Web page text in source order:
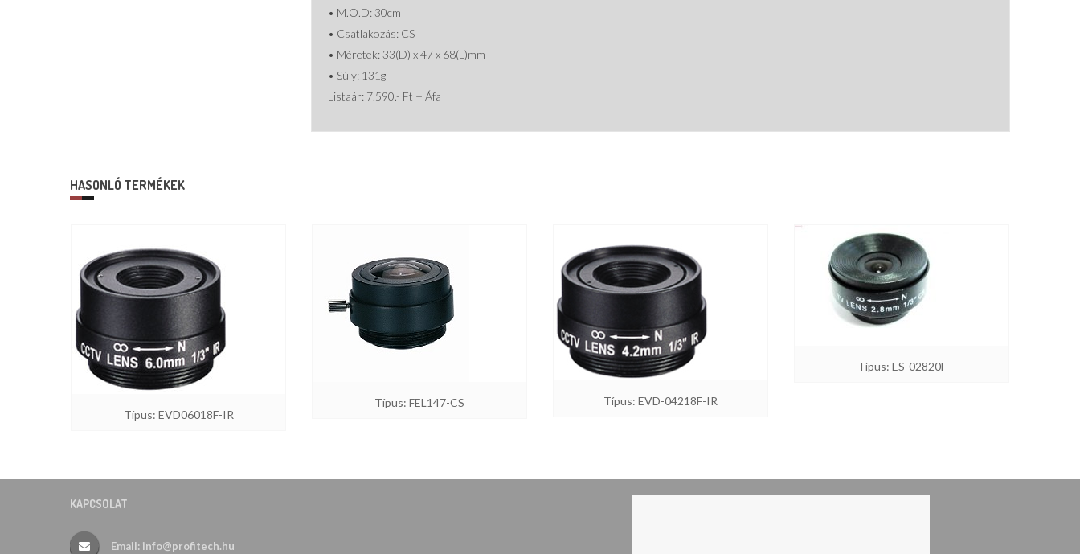
• M.O.D: 30cm
• Csatlakozás: CS
• Méretek: 33(D) x 47 x 68(L)mm
• Súly: 131g
Listaár: 7.590.- Ft + Áfa
HASONLÓ TERMÉKEK
Típus: EVD06018F-IR
Típus: FEL147-CS Típus: EVD-04218F-IR
Típus: ES-02820F
KAPCSOLAT
Email: info@profitech.hu